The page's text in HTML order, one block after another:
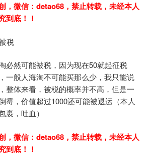
，微信： detao68 ，禁止转载，未经本人
到底！！
税
必然可能被税，因为现在50就起征税
一般人海淘不可能买那么少，我只能说
整体来看，被税的概率并不高，但是一
霉，价值超过1000还可能被退运（本人
裹，吐血）
，微信： detao68 ，禁止转载，未经本人
到底！！